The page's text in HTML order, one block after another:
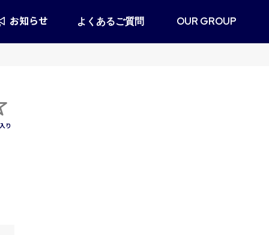
お知らせ よくあるご質問 OUR GROUP